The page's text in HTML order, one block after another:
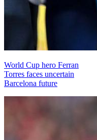
World Cup hero Ferran
Torres faces uncertain
Barcelona future